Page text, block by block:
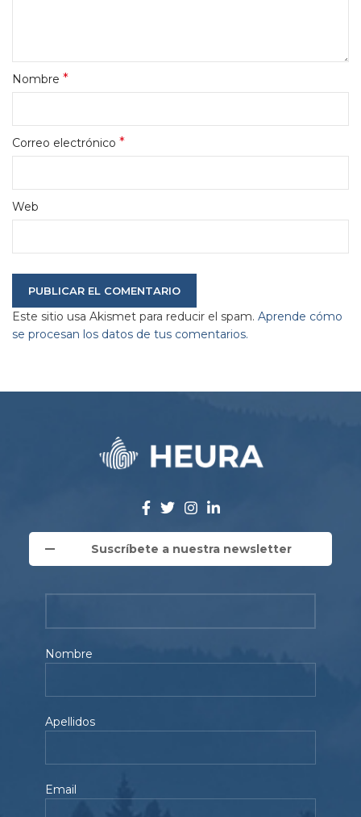
Nombre *
Correo electrónico *
Web
Este sitio usa Akismet para reducir el spam. Aprende cómo
se procesan los datos de tus comentarios.
Suscríbete a nuestra newsletter
Nombre
Apellidos
Email